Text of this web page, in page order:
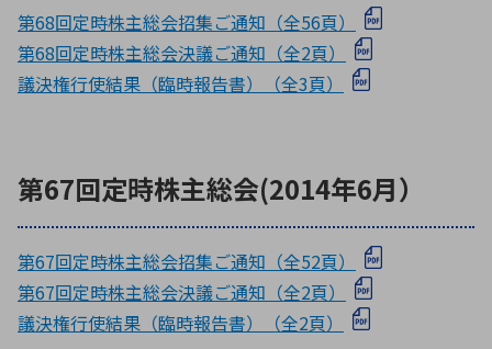
第68回定時株主総会招集ご通知（全56頁）
第68回定時株主総会決議ご通知（全2頁）
議決権行使結果（臨時報告書）（全3頁）
第67回定時株主総会(2014年6月）
第67回定時株主総会招集ご通知（全52頁）
第67回定時株主総会決議ご通知（全2頁）
議決権行使結果（臨時報告書）（全2頁）